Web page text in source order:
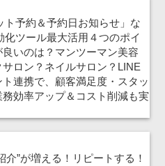
ト予約＆予約日お知らせ」な
化ツール最大活用４つのポイ
良いのは？マンツーマン美容
ロン？ネイルサロン？LINE
連携で、顧客満足度・スタッ
効率アップ＆コスト削減も実
介”が増える！リピートする！